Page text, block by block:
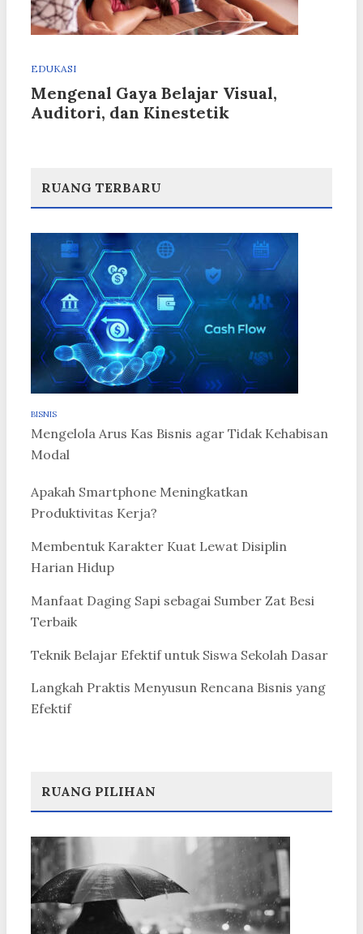
EDUKASI
Mengenal Gaya Belajar Visual,
Auditori, dan Kinestetik
RUANG TERBARU
BISNIS
Mengelola Arus Kas Bisnis agar Tidak Kehabisan
Modal
Apakah Smartphone Meningkatkan
Produktivitas Kerja?
Membentuk Karakter Kuat Lewat Disiplin
Harian Hidup
Manfaat Daging Sapi sebagai Sumber Zat Besi
Terbaik
Teknik Belajar Efektif untuk Siswa Sekolah Dasar
Langkah Praktis Menyusun Rencana Bisnis yang
Efektif
RUANG PILIHAN